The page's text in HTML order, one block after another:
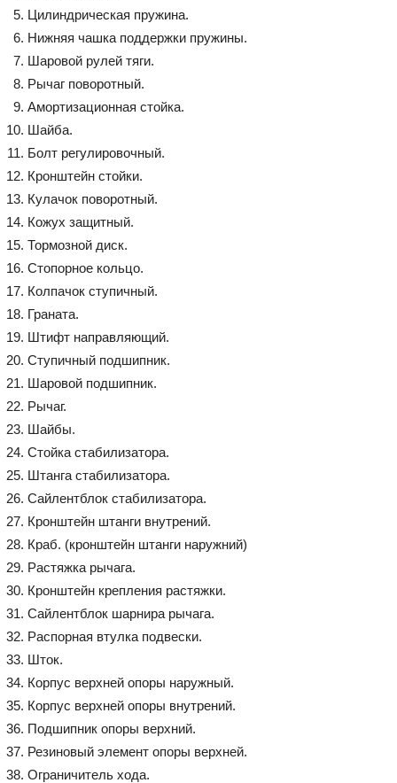
Цилиндрическая пружина.
Нижняя чашка поддержки пружины.
Шаровой рулей тяги.
Рычаг поворотный.
Амортизационная стойка.
Шайба.
Болт регулировочный.
Кронштейн стойки.
Кулачок поворотный.
Кожух защитный.
Тормозной диск.
Стопорное кольцо.
Колпачок ступичный.
Граната.
Штифт направляющий.
Ступичный подшипник.
Шаровой подшипник.
Рычаг.
Шайбы.
Стойка стабилизатора.
Штанга стабилизатора.
Сайлентблок стабилизатора.
Кронштейн штанги внутрений.
Краб. (кронштейн штанги наружний)
Растяжка рычага.
Кронштейн крепления растяжки.
Сайлентблок шарнира рычага.
Распорная втулка подвески.
Шток.
Корпус верхней опоры наружный.
Корпус верхней опоры внутрений.
Подшипник опоры верхний.
Резиновый элемент опоры верхней.
Ограничитель хода.